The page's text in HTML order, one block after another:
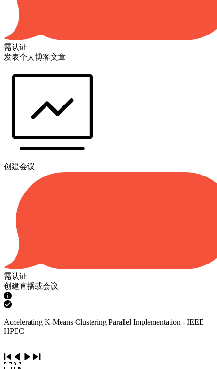
需认证
发表个人博客文章
创建会议
需认证
创建直播或会议
Accelerating K-Means Clustering Parallel Implementation - IEEE
HPEC